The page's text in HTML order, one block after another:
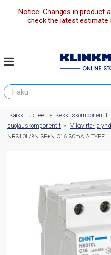
Notice: Changes in product
check the latest estimate
Kaikki tuotteet » Keskuskomponentit
suojauskomponentit » Vikavirta- ja
NB310L/3N 3P+N C16 30mA A TYPE